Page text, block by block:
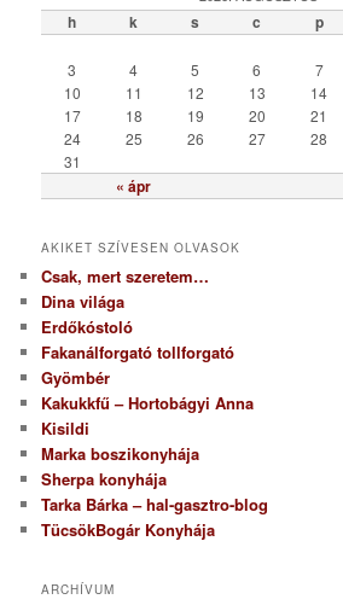
r
h k s c p
« ápr
3
4 5 6 7
10
11 12 13 14
17
18 19 20 21
24
25 26 27 28
31
AKIKET SZÍVESEN OLVASOK
Csak, mert szeretem…
Dina világa
Erdőkóstoló
Fakanálforgató tollforgató
Gyömbér
Kakukkfű – Hortobágyi Anna
Kisildi
Marka boszikonyhája
Sherpa konyhája
Tarka Bárka – hal-gasztro-blog
TücsökBogár Konyhája
ARCHÍVUM